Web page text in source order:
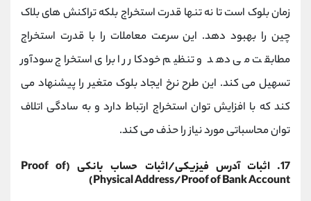
زمان بلوک است تا نه تنها قدرت استخراج بلکه تراکنش های بلاک
چین را بهبود دهد. این سرعت معاملات را با قدرت استخراج
مطابقت می دهد و تنظیم خودکار را برای استخراج سودآور
تسهیل می کند. این طرح نرخ ایجاد بلوک متغیر را پیشنهاد می
کند که با افزایش توان استخراج ارتباط دارد و به سادگی اتلاف
توان محاسباتی مورد نیاز را حذف می کند.
17. اثبات آدرس فیزیکی/اثبات حساب بانکی (Proof of
Physical Address/Proof of Bank Account)